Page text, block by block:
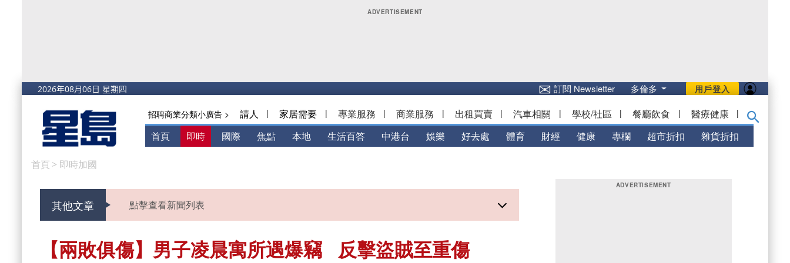
用戶登入
✉訂閱 Newsletter 多倫多
招聘商業分類小廣告 > 請人 | 家居需要 | 專業服務 | 商業服務 | 出租買賣 | 汽車相關 | 學校/社區 | 餐廳飲食 | 醫療健康 |
首頁 即時 國際 焦點 本地 生活百答 中港台 娛樂 好去處 體育 財經 健康 專欄 超市折扣 雜貨折扣
首頁 > 即時加國
其他文章 點擊查看新聞列表
【兩敗俱傷】男子凌晨寓所遇爆竊 反擊盜賊至重傷